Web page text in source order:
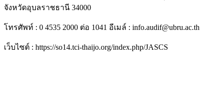
จังหวัดอุบลราชธานี 34000
โทรศัพท์ : 0 4535 2000 ต่อ 1041 อีเมล์ : info.audif@ubru.ac.th
เว็บไซต์ : https://so14.tci-thaijo.org/index.php/JASCS